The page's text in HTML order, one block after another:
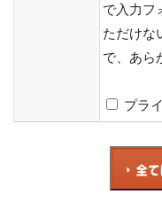
で入力フ
ただけな
で、あら
プラ